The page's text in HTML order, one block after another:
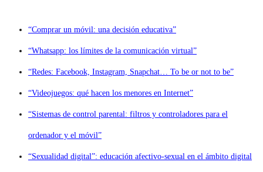
“Comprar un móvil: una decisión educativa”
“Whatsapp: los límites de la comunicación virtual”
“Redes: Facebook, Instagram, Snapchat… To be or not to be”
“Videojuegos: qué hacen los menores en Internet”
“Sistemas de control parental: filtros y controladores para el
ordenador y el móvil”
“Sexualidad digital”: educación afectivo-sexual en el ámbito digital